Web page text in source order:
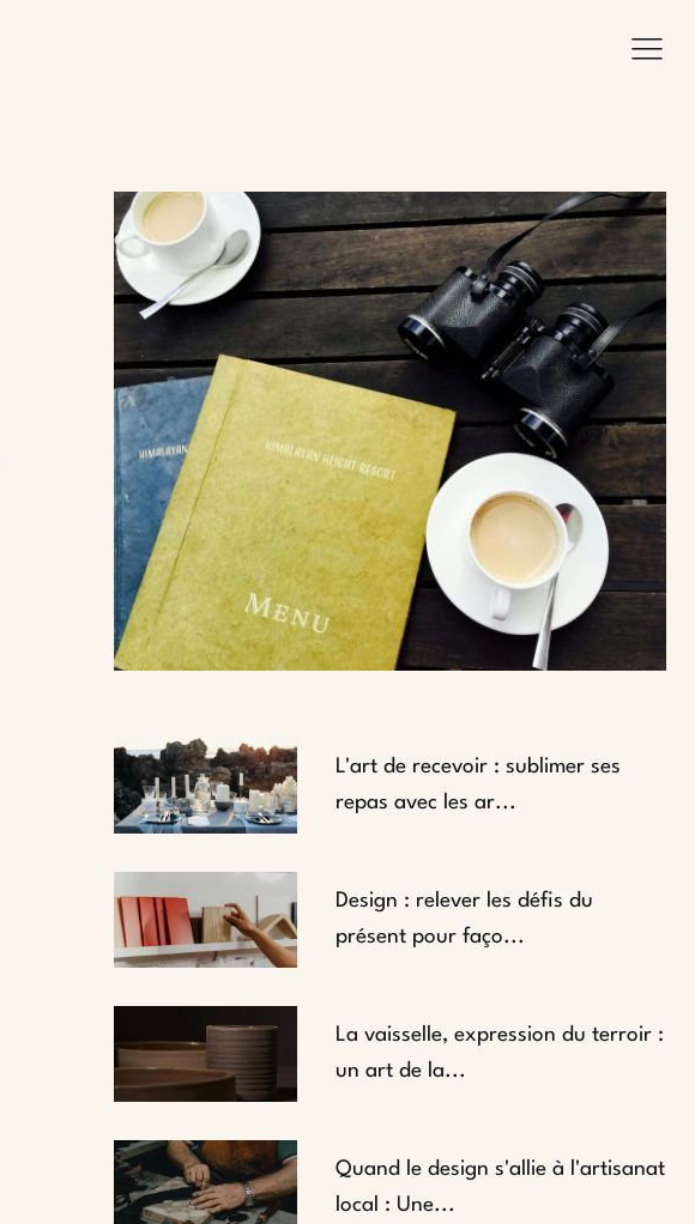
L'art de recevoir : sublimer ses
repas avec les ar...
Design : relever les défis du
présent pour faço...
La vaisselle, expression du terroir :
un art de la...
Quand le design s'allie à l'artisanat
local : Une...